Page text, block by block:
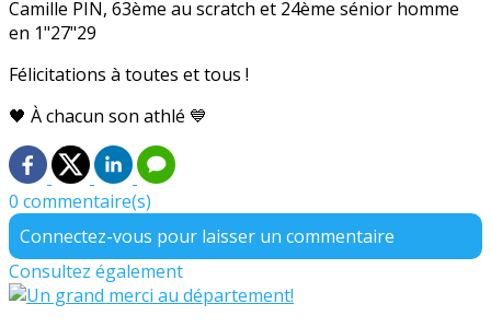
Camille PIN, 63ème au scratch et 24ème sénior homme
en 1"27"29
Félicitations à toutes et tous !
🖤 À chacun son athlé 💙
0 commentaire(s)
Connectez-vous pour laisser un commentaire
Consultez également